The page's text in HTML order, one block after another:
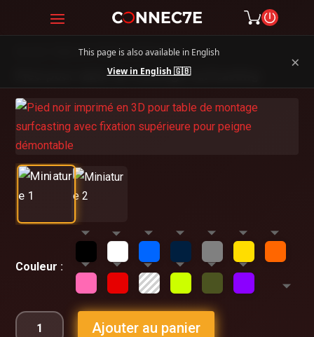
Objets 3D/Pêche et Surfcasting
Pied pour table de montage surfcasting
Couleur
Ajouter au panier
This page is also available in English
View in English 🇬🇧
×